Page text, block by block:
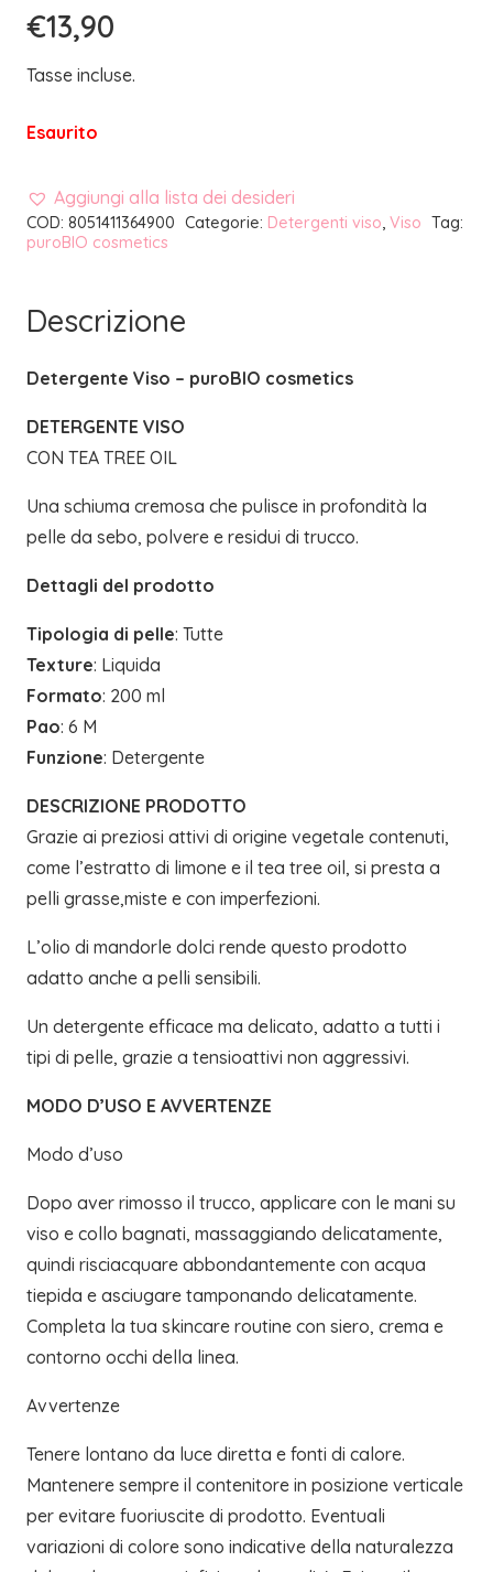
€13,90
Tasse incluse.
Esaurito
Aggiungi alla lista dei desideri
COD: 8051411364900 Categorie: Detergenti viso Viso Tag:
puroBIO cosmetics
Descrizione
Detergente Viso – puroBIO cosmetics
DETERGENTE VISO
CON TEA TREE OIL
Una schiuma cremosa che pulisce in profondità la
pelle da sebo, polvere e residui di trucco.
Dettagli del prodotto
Tipologia di pelle: Tutte
Texture: Liquida
Formato: 200 ml
Pao: 6 M
Funzione: Detergente
DESCRIZIONE PRODOTTO
Grazie ai preziosi attivi di origine vegetale contenuti,
come l’estratto di limone e il tea tree oil, si presta a
pelli grasse,miste e con imperfezioni.
L’olio di mandorle dolci rende questo prodotto
adatto anche a pelli sensibili.
Un detergente efficace ma delicato, adatto a tutti i
tipi di pelle, grazie a tensioattivi non aggressivi.
MODO D’USO E AVVERTENZE
Modo d’uso
Dopo aver rimosso il trucco, applicare con le mani su
viso e collo bagnati, massaggiando delicatamente,
quindi risciacquare abbondantemente con acqua
tiepida e asciugare tamponando delicatamente.
Completa la tua skincare routine con siero, crema e
contorno occhi della linea.
Avvertenze
Tenere lontano da luce diretta e fonti di calore.
Mantenere sempre il contenitore in posizione verticale
per evitare fuoriuscite di prodotto. Eventuali
variazioni di colore sono indicative della naturalezza